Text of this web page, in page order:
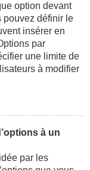
option devant
pouvez définir le
insérer en
par
une limite de
à modifier
à un
par les